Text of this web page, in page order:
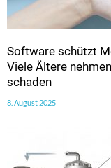
Software schützt
Viele Ältere
schaden
8. August 2025